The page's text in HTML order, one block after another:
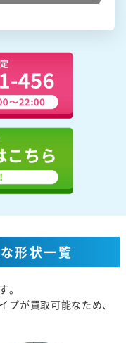
形状一覧
。
プが買取可能なため、